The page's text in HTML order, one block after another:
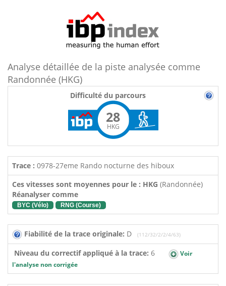
Analyse détaillée de la piste analysée comme
Randonnée (HKG)
Difficulté du parcours
28
HKG
Trace : 0978-27eme Rando nocturne des hiboux
Ces vitesses sont moyennes pour le : HKG (Randonnée)
Réanalyser comme
BYC (Vélo) RNG (Course)
Fiabilité de la trace originale: D (112/32/2/2/4/63)
Niveau du correctif appliqué à la trace: 6
Voir
l'analyse non corrigée